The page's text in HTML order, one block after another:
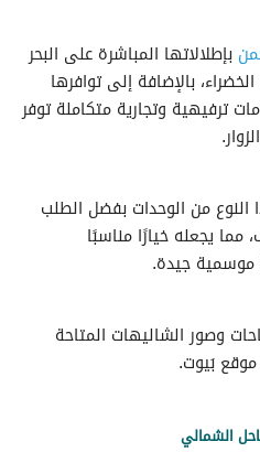
بإطلالاتها المباشرة على البحر
بالإضافة إلى توافرها
ترفيهية وتجارية متكاملة توفر
من الوحدات بفضل الطلب
يجعله خيارًا مناسبًا
موسمية جيدة.
وصور الشاليهات المتاحة
بَيوت.
الشمالي